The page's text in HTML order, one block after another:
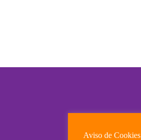
Aviso de Cookies